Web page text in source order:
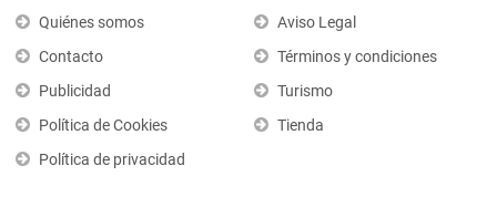
Quiénes somos
Contacto
Publicidad
Política de Cookies
Política de privacidad
Aviso Legal
Términos y condiciones
Turismo
Tienda